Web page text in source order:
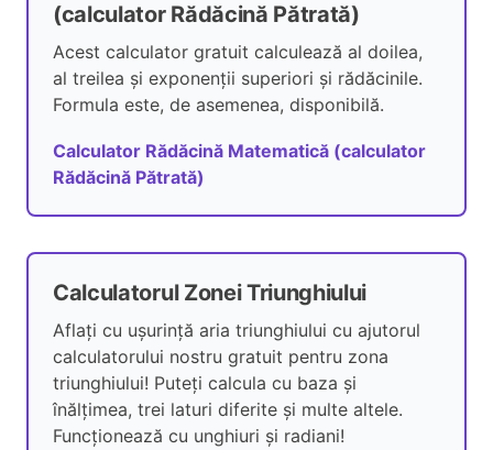
(calculator Rădăcină Pătrată)
Acest calculator gratuit calculează al doilea,
al treilea și exponenții superiori și rădăcinile.
Formula este, de asemenea, disponibilă.
Calculator Rădăcină Matematică (calculator
Rădăcină Pătrată)
Calculatorul Zonei Triunghiului
Aflați cu ușurință aria triunghiului cu ajutorul
calculatorului nostru gratuit pentru zona
triunghiului! Puteți calcula cu baza și
înălțimea, trei laturi diferite și multe altele.
Funcționează cu unghiuri și radiani!